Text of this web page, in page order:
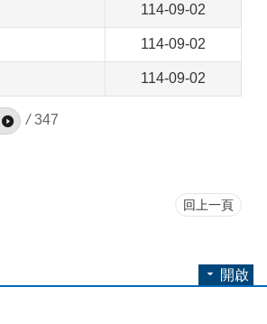
114-09-02
114-09-02
114-09-02
/ 347
回上一頁
開啟